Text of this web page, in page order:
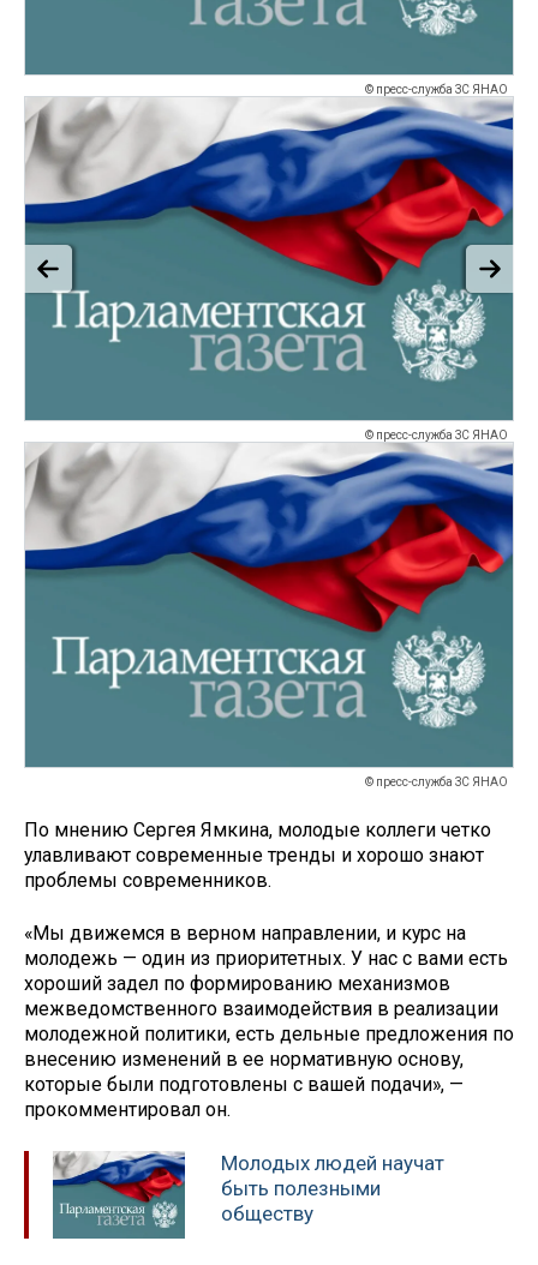
© пресс-служба ЗС ЯНАО
© пресс-служба ЗС ЯНАО
© пресс-служба ЗС ЯНАО
По мнению Сергея Ямкина, молодые коллеги четко
улавливают современные тренды и хорошо знают
проблемы современников.
«Мы движемся в верном направлении, и курс на
молодежь — один из приоритетных. У нас с вами есть
хороший задел по формированию механизмов
межведомственного взаимодействия в реализации
молодежной политики, есть дельные предложения по
внесению изменений в ее нормативную основу,
которые были подготовлены с вашей подачи», —
прокомментировал он.
Молодых людей научат
быть полезными
обществу